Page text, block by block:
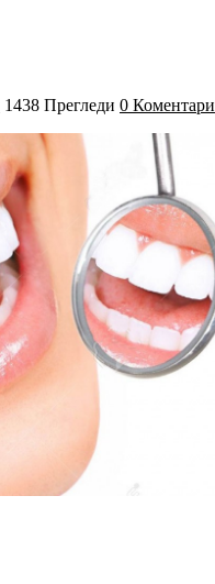
1438 Прегледи 0 Коментари